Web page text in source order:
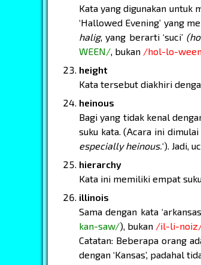
Kata yang digunakan untuk
‘Hallowed Evening’ yang
halig, yang berarti ‘suci’
WEEN/, bukan /hol-lo-
height
Kata tersebut diakhiri
heinous
Bagi yang tidak kenal
suku kata. (Acara ini dimulai
especially heinous.‘). Jadi,
hierarchy
Kata ini memiliki empat
illinois
Sama dengan kata
kan-saw/), bukan /il-li-
Catatan: Beberapa orang
dengan ‘Kansas’, padahal